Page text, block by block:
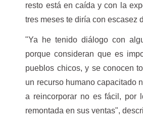
resto está en caída y con la
tres meses te diría con escasez
"Ya he tenido diálogo con
porque consideran que es
pueblos chicos, y se conocen
un recurso humano capacitado
a reincorporar no es fácil, por
remontada en sus ventas",